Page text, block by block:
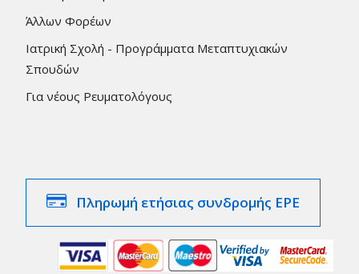
Άλλων Φορέων
Ιατρική Σχολή - Προγράμματα Μεταπτυχιακών
Σπουδών
Για νέους Ρευματολόγους
Πληρωμή ετήσιας συνδρομής ΕΡΕ